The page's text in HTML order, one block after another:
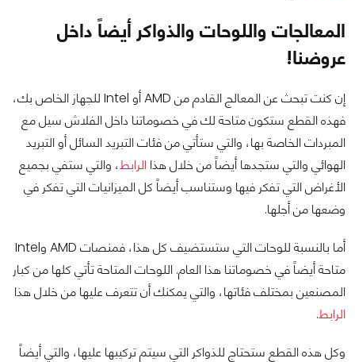
المعالجات واللوحات والذواكر أيضاً داخل
عروضنا!
إن كنت تبحث عن المعالج القادم من AMD أو Intel للجهاز الخاص بك،
فهذه القطع ستكون متاحة لك في خصوماتنا داخل الفلاش سيل مع
المبردات الخاصة بها، والتي ستأتي من فئات التبريد السائل أو التبريد
الهوائي والتي ستجدها أيضاً من خلال هذا الرابط، والتي ستفي بجميع
الأغراض التي تفكر فيها وستناسب أيضاً كل الميزانيات التي تفكر في
وضعها من أجلها.
أما بالنسبة للوحات التي ستستضيف كل هذا، فمنصات AMD وIntel
متاحة أيضاً في خصوماتنا هذا العام. اللوحات المتاحة تأتي كلها من كبار
المصنعين بمختلف فئاتها، والتي يمكنك أن تتعرف عليها من خلال هذا
الرابط.
وكل هذه القطع ستحتاج للذواكر التي سيتم تركيبها عليها، والتي أيضاً